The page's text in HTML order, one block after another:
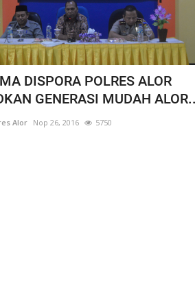
DISPORA POLRES ALOR
GENERASI MUDAH
Alor Nop 26, 2016 5750